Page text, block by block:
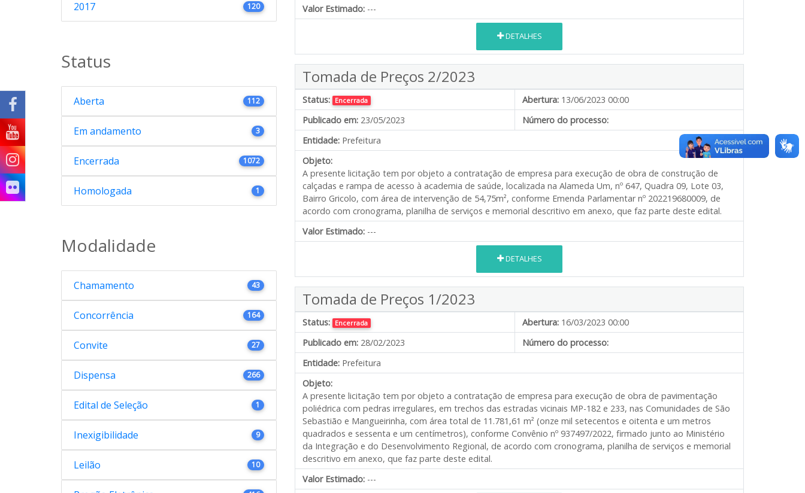
2017 120
Status
Aberta 112
Em andamento 3
Encerrada 1072
Homologada 1
Modalidade
Chamamento 43
Concorrência 164
Convite 27
Dispensa 266
Edital de Seleção 1
Inexigibilidade 9
Leilão 10
Valor Estimado: ---
DETALHES
Tomada de Preços 2/2023
Status: Encerrada Abertura: 13/06/2023 00:00
Publicado em: 23/05/2023
Número do processo:
Entidade: Prefeitura
Objeto:
A presente licitação tem por objeto a contratação de empresa para execução de obra de construção de
calçadas e rampa de acesso à academia de saúde, localizada na Alameda Um, nº 647, Quadra 09, Lote 03,
Bairro Gricolo, com área de intervenção de 54,75m², conforme Emenda Parlamentar nº 202219680009, de
acordo com cronograma, planilha de serviços e memorial descritivo em anexo, que faz parte deste edital.
Valor Estimado: ---
DETALHES
Tomada de Preços 1/2023
Status: Encerrada Abertura: 16/03/2023 00:00
Publicado em: 28/02/2023
Número do processo:
Entidade: Prefeitura
Objeto:
A presente licitação tem por objeto a contratação de empresa para execução de obra de pavimentação
poliédrica com pedras irregulares, em trechos das estradas vicinais MP-182 e 233, nas Comunidades de São
Sebastião e Mangueirinha, com área total de 11.781,61 m² (onze mil setecentos e oitenta e um metros
quadrados e sessenta e um centímetros), conforme Convênio nº 937497/2022, firmado junto ao Ministério
da Integração e do Desenvolvimento Regional, de acordo com cronograma, planilha de serviços e memorial
descritivo em anexo, que faz parte deste edital.
Valor Estimado: ---